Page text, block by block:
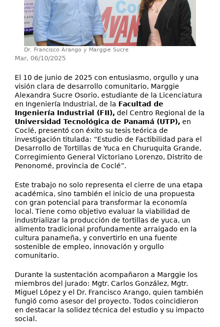
Dr. Francisco Arango y Marggie Sucre
Mar, 06/10/2025
El 10 de junio de 2025 con entusiasmo, orgullo y una
visión clara de desarrollo comunitario, Marggie
Alexandra Sucre Osorio, estudiante de la Licenciatura
en Ingeniería Industrial, de la Facultad de
Ingeniería Industrial (FII), del Centro Regional de la
Universidad Tecnológica de Panamá (UTP), en
Coclé, presentó con éxito su tesis teórica de
investigación titulada: “Estudio de Factibilidad para el
Desarrollo de Tortillas de Yuca en Churuquita Grande,
Corregimiento General Victoriano Lorenzo, Distrito de
Penonomé, provincia de Coclé”.
Este trabajo no solo representa el cierre de una etapa
académica, sino también el inicio de una propuesta
con gran potencial para transformar la economía
local. Tiene como objetivo evaluar la viabilidad de
industrializar la producción de tortillas de yuca, un
alimento tradicional profundamente arraigado en la
cultura panameña, y convertirlo en una fuente
sostenible de empleo, innovación y orgullo
comunitario.
Durante la sustentación acompañaron a Marggie los
miembros del jurado: Mgtr. Carlos González, Mgtr.
Miguel López y el Dr. Francisco Arango, quien también
fungió como asesor del proyecto. Todos coincidieron
en destacar la solidez técnica del estudio y su impacto
social.